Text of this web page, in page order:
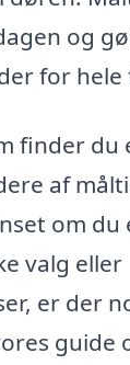
og
for hele
finder du
af
om du
valg eller
er der
guide